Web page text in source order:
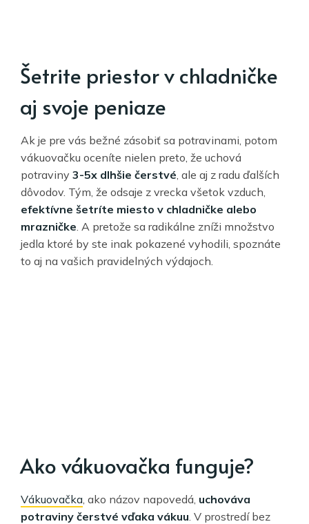
Šetrite priestor v chladničke
aj svoje peniaze
Ak je pre vás bežné zásobiť sa potravinami, potom
vákuovačku oceníte nielen preto, že uchová
potraviny 3-5x dlhšie čerstvé , ale aj z radu ďalších
dôvodov. Tým, že odsaje z vrecka všetok vzduch,
efektívne šetríte miesto v chladničke alebo
mrazničke . A pretože sa radikálne zníži množstvo
jedla ktoré by ste inak pokazené vyhodili, spoznáte
to aj na vašich pravidelných výdajoch.
Ako vákuovačka funguje?
Vákuovačka , ako názov napovedá, uchováva
potraviny čerstvé vďaka vákuu . V prostredí bez